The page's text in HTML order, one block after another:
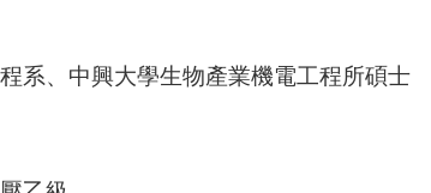
系、中興大學生物產業機電工程所碩士